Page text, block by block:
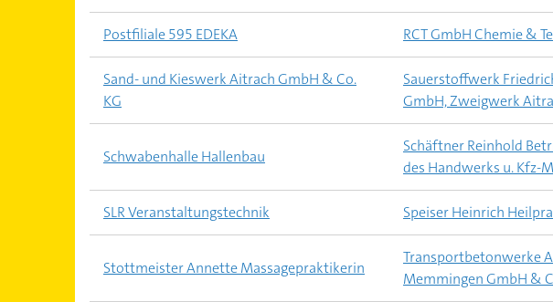
Postfiliale 595 EDEKA RCT GmbH Chemie &
Sand- und Kieswerk Aitrach GmbH & Co.
KG
Sauerstoffwerk
GmbH, Zweigwerk
Schwabenhalle Hallenbau
Schäftner Reinhold
des Handwerks u. Kfz-
SLR Veranstaltungstechnik Speiser Heinrich
Stottmeister Annette Massagepraktikerin
Transportbetonwerke
Memmingen GmbH &